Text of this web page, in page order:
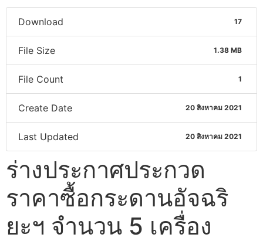
Download 17
File Size 1.38 MB
File Count 1
Create Date 20 สิงหาคม 2021
Last Updated 20 สิงหาคม 2021
ร่างประกาศประกวด
ราคาซื้อกระดานอัจฉริ
ยะฯ จำนวน 5 เครื่อง